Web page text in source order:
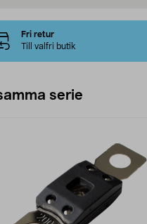
Fri retur
Till valfri butik
serie